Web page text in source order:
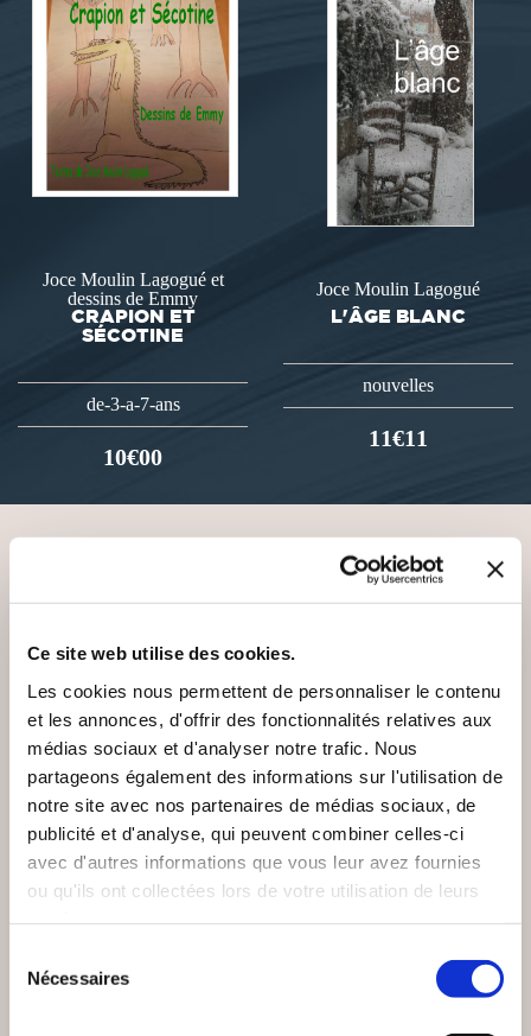
Ce site web utilise des cookies.
Les cookies nous permettent de personnaliser le contenu
et les annonces, d'offrir des fonctionnalités relatives aux
médias sociaux et d'analyser notre trafic. Nous
partageons également des informations sur l'utilisation de
notre site avec nos partenaires de médias sociaux, de
publicité et d'analyse, qui peuvent combiner celles-ci
avec d'autres informations que vous leur avez fournies
ou qu'ils ont collectées lors de votre utilisation de leurs
Nécessaires
Joce Moulin Lagogué et
dessins de Emmy
CRAPION ET
SÉCOTINE
de-3-a-7-ans
10€00
Joce Moulin Lagogué
L'ÂGE BLANC
nouvelles
11€11
VOUS AIMEREZ AUSSI